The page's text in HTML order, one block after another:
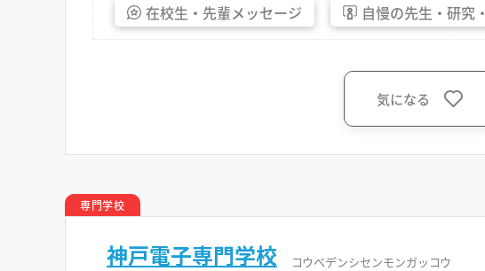
在校生・ 先輩メッセージ 自慢の先生・ 研究・
気になる
専門学校
神戸電子専門学校 コウベデンシセンモンガッコウ